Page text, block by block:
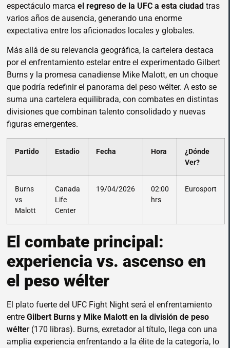
espectáculo marca el regreso de la UFC a esta ciudad tras
varios años de ausencia, generando una enorme
expectativa entre los aficionados locales y globales.
Más allá de su relevancia geográfica, la cartelera destaca
por el enfrentamiento estelar entre el experimentado Gilbert
Burns y la promesa canadiense Mike Malott, en un choque
que podría redefinir el panorama del peso wélter. A esto se
suma una cartelera equilibrada, con combates en distintas
divisiones que combinan talento consolidado y nuevas
figuras emergentes.
Partido Estadio Fecha Hora
¿Dónde
Ver?
Burns
vs
Malott
Canada
Life
Center
19/04/2026
02:00
hrs
Eurosport
El combate principal:
experiencia vs. ascenso en
el peso wélter
El plato fuerte del UFC Fight Night será el enfrentamiento
entre Gilbert Burns y Mike Malott en la división de peso
wélter (170 libras). Burns, exretador al título, llega con una
amplia experiencia enfrentando a la élite de la categoría, lo